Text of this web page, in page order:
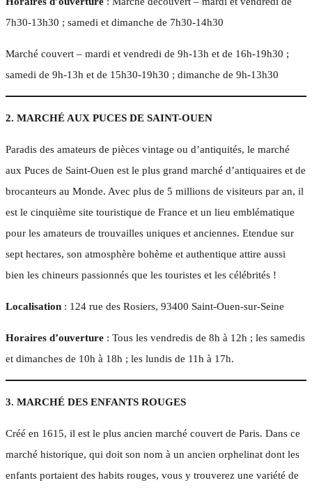
7h30-13h30 ; samedi et dimanche de 7h30-14h30
Marché couvert – mardi et vendredi de 9h-13h et de 16h-19h30 ;
samedi de 9h-13h et de 15h30-19h30 ; dimanche de 9h-13h30
2. MARCHÉ AUX PUCES DE SAINT-OUEN
Paradis des amateurs de pièces vintage ou d’antiquités, le marché
aux Puces de Saint-Ouen est le plus grand marché d’antiquaires et de
brocanteurs au Monde. Avec plus de 5 millions de visiteurs par an, il
est le cinquième site touristique de France et un lieu emblématique
pour les amateurs de trouvailles uniques et anciennes. Etendue sur
sept hectares, son atmosphère bohème et authentique attire aussi
bien les chineurs passionnés que les touristes et les célébrités !
Localisation : 124 rue des Rosiers, 93400 Saint-Ouen-sur-Seine
Horaires d’ouverture : Tous les vendredis de 8h à 12h ; les samedis
et dimanches de 10h à 18h ; les lundis de 11h à 17h.
3. MARCHÉ DES ENFANTS ROUGES
Créé en 1615, il est le plus ancien marché couvert de Paris. Dans ce
marché historique, qui doit son nom à un ancien orphelinat dont les
enfants portaient des habits rouges, vous y trouverez une variété de